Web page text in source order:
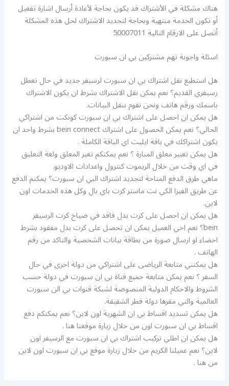
هناك مشكلة في الأشتراك قد يكون بحاجة لأعادة أرسال اشارة تفعيل
أو تكون الخدمة منتهية وبحاجة لتجديد الاشتراك لحل هذه المشكلة
أتصل على الارقام التالية 50007011
اسئلة واجوبة تهم مشتركين بي ان سبورت
هل استطيع نقل اشتراك بي ان سبورت لرسيفر جديد في حال تعطل
رسيفري القديم؟ نعم يمكن نقل الاشتراك بشرط ان يكون الاشتراك
باسمك ورقم هاتف ونحن نقوم بنقل البيانات.
هل يمكن ان احصل على اشتراك بي ان سبورت كونكت من اشتراكي
الحالي؟ نعم يمكن الحصول على اشتراك bein connect بشرط واحد ان
يكون اشتراكك في باقة ايليت اي الباقة الكاملة .
هل يمكن تغيير معلق المبارة ؟ نعم يمكنكم تغير المعلق ولغة التعليق
في اي وقت من خلال الريموت كنترول واعدادات الاوديو.
ماهي طرق الدفع المتاحة لتجديد اشتراك البي ان سبورت؟ يمكنم الدفع
عن طريق الفيزا الكي نت ماستر كرت باي بال وكل هذه الخدمات اون
لاين.
هل يمكن ان احصل على كرت بدل فاقد في ضياخ كرت الرسيفر
bein؟ نعم اخي العميل يمكن ان تحصل على كرت بدل مفقود بشرط
احضاء او ارسال صورة من بطاقة بيانات الشخصية والتاكد من رقم
الهاتف .
هل يمكنني متابعة الرياضى على اشتراكي من دولة اخرى في حال
السفر ؟ نعم يمكن متابعة جميع قناة بي ان سبورت في دولة حسب
الشروط والاحكام الدولية المنصوصة لشبكة قنوات بي الن سبورت
العالمية والتي مقرها دولة قطر الشقيقة.
هل يمكن تسديد اقساط بي ان الشهرية اون لاين؟ نعم يمكنكم دفع
اقساط بي ان سبورت اون من خلال زيارة موقعنا هنا .
هل يمكن ان اطلي تركيب اشتراك بي ان سبورت مع الرسيفر اون
لاين؟ نعم عميلنا الكريم من خلال زيارة موقع بي ان سبورت اون لاين
من هنا .